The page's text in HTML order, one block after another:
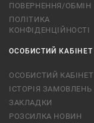
ПОВЕРНЕННЯ/ОБМІН
ПОЛІТИКА
КОНФІДЕНЦІЙНОСТІ
ОСОБИСТИЙ КАБІНЕТ
ОСОБИСТИЙ КАБІНЕТ
ІСТОРІЯ ЗАМОВЛЕНЬ
ЗАКЛАДКИ
РОЗСИЛКА НОВИН